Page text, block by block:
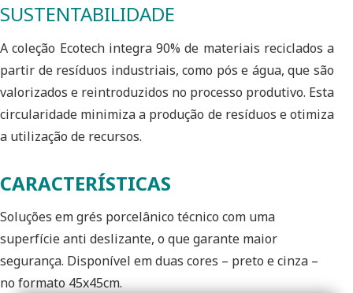
SUSTENTABILIDADE
A coleção Ecotech integra 90% de materiais reciclados a
partir de resíduos industriais, como pós e água, que são
valorizados e reintroduzidos no processo produtivo. Esta
circularidade minimiza a produção de resíduos e otimiza
a utilização de recursos.
CARACTERÍSTICAS
Soluções em grés porcelânico técnico com uma
superfície anti deslizante, o que garante maior
segurança. Disponível em duas cores – preto e cinza –
no formato 45x45cm.